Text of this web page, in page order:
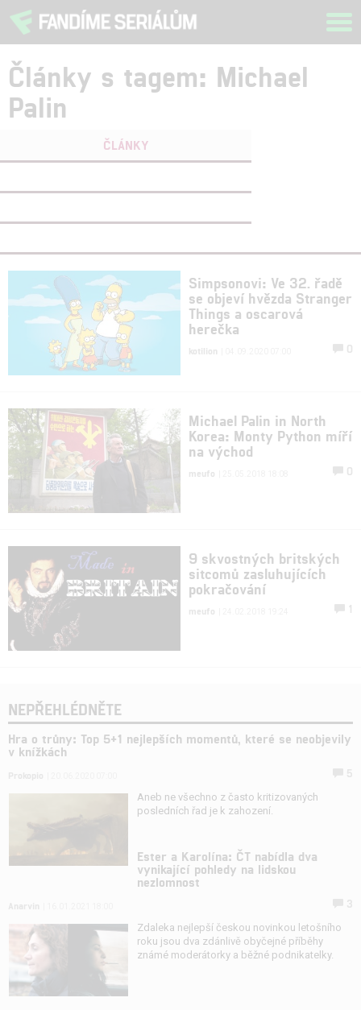
Články s tagem: Michael
Palin
ČLÁNKY
Simpsonovi: Ve 32. řadě
se objeví hvězda Stranger
Things a oscarová
herečka
kotilion 0
Michael Palin in North
Korea: Monty Python míří
na východ
meufo 0
9 skvostných britských
sitcomů zasluhujících
pokračování
meufo 1
NEPŘEHLÉDNĚTE
Hra o trůny: Top 5+1 nejlepších momentů, které se neobjevily
v knížkách
Aneb ne všechno z často kritizovaných
posledních řad je k zahození.
Ester a Karolína: ČT nabídla dva
vynikající pohledy na lidskou
nezlomnost
Zdaleka nejlepší českou novinkou letošního
roku jsou dva zdánlivě obyčejné příběhy
známé moderátorky a běžné podnikatelky.